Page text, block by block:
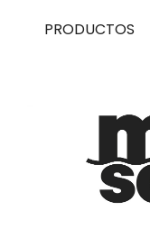
PRODUCTOS